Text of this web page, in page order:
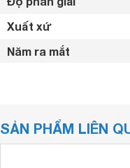
Xuất xứ
Năm ra mắt
USB
SẢN PHẨM LIÊN